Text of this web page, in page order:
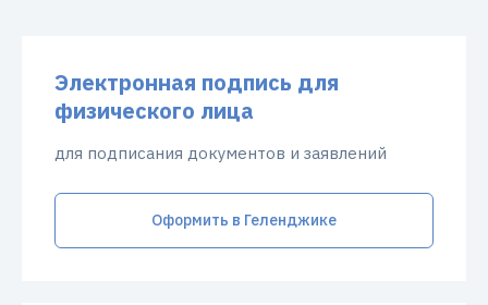
Электронная подпись для
физического лица
для подписания документов и заявлений
Оформить в Геленджике